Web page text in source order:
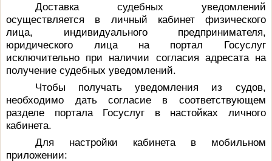
Доставка судебных уведомлений
осуществляется в личный кабинет физического
лица, индивидуального предпринимателя,
юридического лица на портал Госуслуг
исключительно при наличии согласия адресата на
получение судебных уведомлений.
Чтобы получать уведомления из судов,
необходимо дать согласие в соответствующем
разделе портала Госуслуг в настойках личного
кабинета.
Для настройки кабинета в мобильном
приложении: